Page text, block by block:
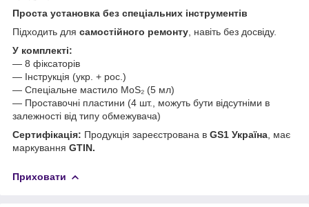
Проста установка без спеціальних інструментів
Підходить для самостійного ремонту , навіть без досвіду.
У комплекті:
— 8 фіксаторів
— Інструкція (укр. + рос.)
— Спеціальне мастило MoS₂ (5 мл)
— Проставочні пластини (4 шт., можуть бути відсутніми в
залежності від типу обмежувача)
Сертифікація: Продукція зареєстрована в GS1 Україна , має
маркування GTIN.
Приховати